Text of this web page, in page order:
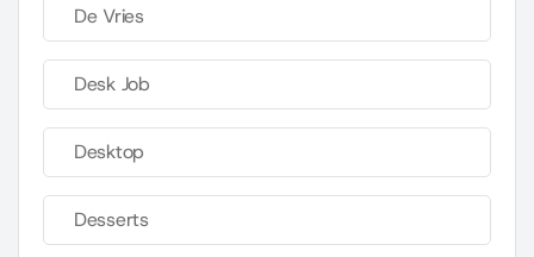
De Vries
Desk Job
Desktop
Desserts